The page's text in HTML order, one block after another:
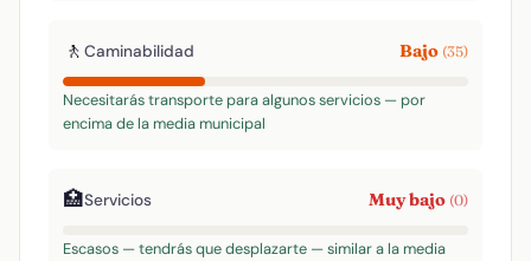
🚶 Caminabilidad Bajo (35)
Necesitarás transporte para algunos servicios — por
encima de la media municipal
🏥Servicios Muy bajo (0)
Escasos — tendrás que desplazarte — similar a la media